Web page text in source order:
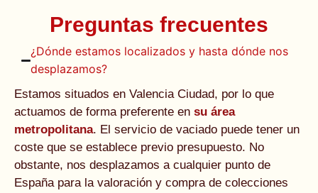
Preguntas frecuentes
¿Dónde estamos localizados y hasta dónde nos
desplazamos?
Estamos situados en Valencia Ciudad, por lo que
actuamos de forma preferente en su área
metropolitana. El servicio de vaciado puede tener un
coste que se establece previo presupuesto. No
obstante, nos desplazamos a cualquier punto de
España para la valoración y compra de colecciones